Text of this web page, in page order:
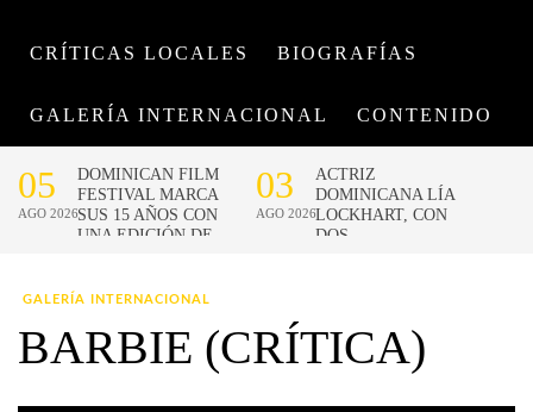
CRÍTICAS LOCALES BIOGRAFÍAS
GALERÍA INTERNACIONAL CONTENIDO
GALERÍA INTERNACIONAL
BARBIE (CRÍTICA)